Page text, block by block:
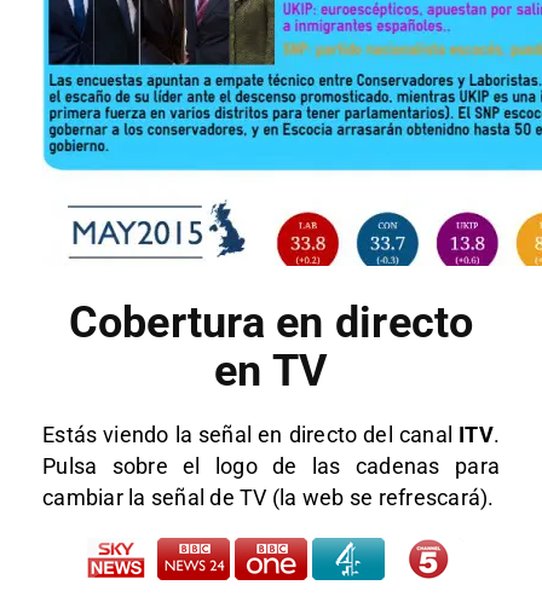
Cobertura en directo
en TV
Estás viendo la señal en directo del canal ITV.
Pulsa sobre el logo de las cadenas para
cambiar la señal de TV (la web se refrescará).